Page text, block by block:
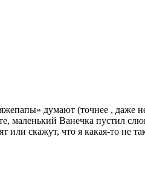
думают (точнее , даже
маленький Ванечка пустил
скажут, что я какая-то не